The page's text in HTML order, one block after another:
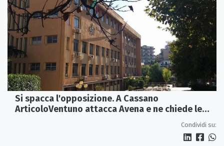
Si spacca l'opposizione. A Cassano
ArticoloVentuno attacca Avena e ne chiede le
Condividi su: